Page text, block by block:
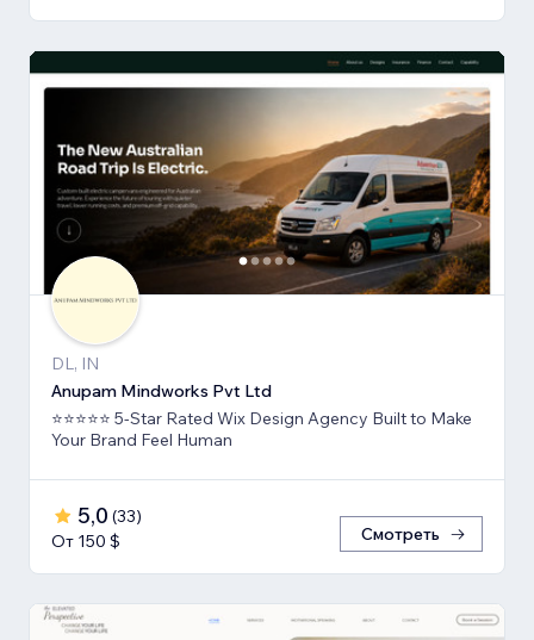
DL, IN
Anupam Mindworks Pvt Ltd
⭐⭐⭐⭐⭐ 5-Star Rated Wix Design Agency Built to Make
Your Brand Feel Human
5,0 (33)
От 150 $
Смотреть